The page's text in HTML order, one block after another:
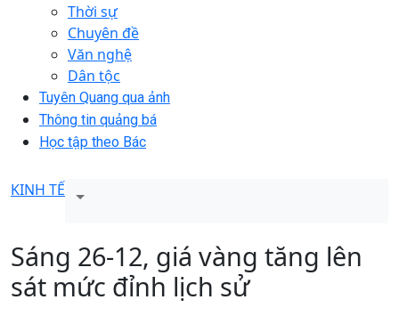
Thời sự
Chuyên đề
Văn nghệ
Dân tộc
Tuyên Quang qua ảnh
Thông tin quảng bá
Học tập theo Bác
KINH TẾ
Sáng 26-12, giá vàng tăng lên
sát mức đỉnh lịch sử